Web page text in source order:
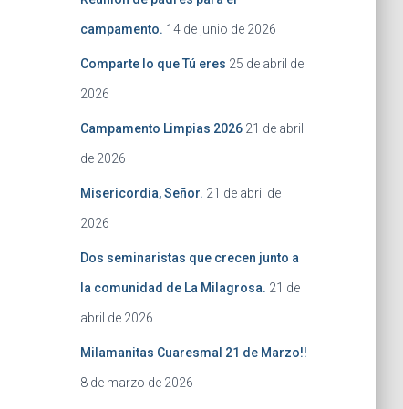
campamento. 14 de junio de 2026
Comparte lo que Tú eres 25 de abril de
2026
Campamento Limpias 2026 21 de abril
de 2026
Misericordia, Señor. 21 de abril de
2026
Dos seminaristas que crecen junto a
la comunidad de La Milagrosa. 21 de
abril de 2026
Milamanitas Cuaresmal 21 de Marzo!!
8 de marzo de 2026